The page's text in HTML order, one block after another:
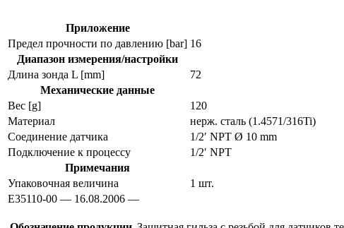
температуры
e35110
Приложение
Предел прочности по давлению [bar] 16
Диапазон измерения/настройки
Длина зонда L [mm]
72
Механические данные
Вес [g]
120
Материал
нерж. сталь (1.4571/316Ti)
Соединение датчика
1/2′ NPT Ø 10 mm
Подключение к процессу
1/2′ NPT
Примечания
Упаковочная величина
1 шт.
E35110-00 — 16.08.2006 —